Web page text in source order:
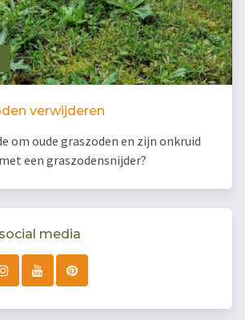
verwijderen
om oude graszoden en zijn onkruid
een graszodensnijder?
media